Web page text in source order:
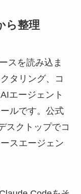
ら整理
スを読み込ま
タリング、コ
エージェント
ルです。公式
スクトップでコ
スエージェン